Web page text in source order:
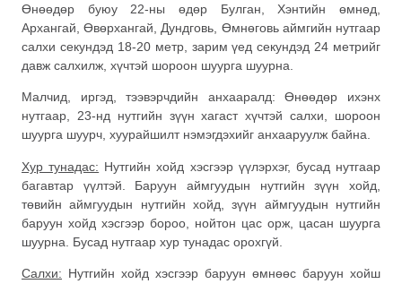
Өнөөдөр буюу 22-ны өдөр Булган, Хэнтийн өмнөд,
Архангай, Өвөрхангай, Дундговь, Өмнөговь аймгийн нутгаар
салхи секундэд 18-20 метр, зарим үед секундэд 24 метрийг
давж салхилж, хүчтэй шороон шуурга шуурна.
Малчид, иргэд, тээвэрчдийн анхааралд: Өнөөдөр ихэнх
нутгаар, 23-нд нутгийн зүүн хагаст хүчтэй салхи, шороон
шуурга шуурч, хуурайшилт нэмэгдэхийг анхааруулж байна.
Хур тунадас: Нутгийн хойд хэсгээр үүлэрхэг, бусад нутгаар
багавтар үүлтэй. Баруун аймгуудын нутгийн зүүн хойд,
төвийн аймгуудын нутгийн хойд, зүүн аймгуудын нутгийн
баруун хойд хэсгээр бороо, нойтон цас орж, цасан шуурга
шуурна. Бусад нутгаар хур тунадас орохгүй.
Салхи: Нутгийн хойд хэсгээр баруун өмнөөс баруун хойш